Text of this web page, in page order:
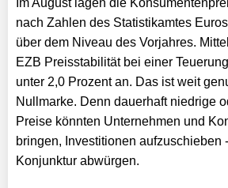
Im August lagen die
nach Zahlen des Statistikamtes
über dem Niveau des Vorjahres.
EZB Preisstabilität bei einer
unter 2,0 Prozent an. Das ist weit
Nullmarke. Denn dauerhaft niedrige
Preise könnten Unternehmen und
bringen, Investitionen aufzuschieben
Konjunktur abwürgen.